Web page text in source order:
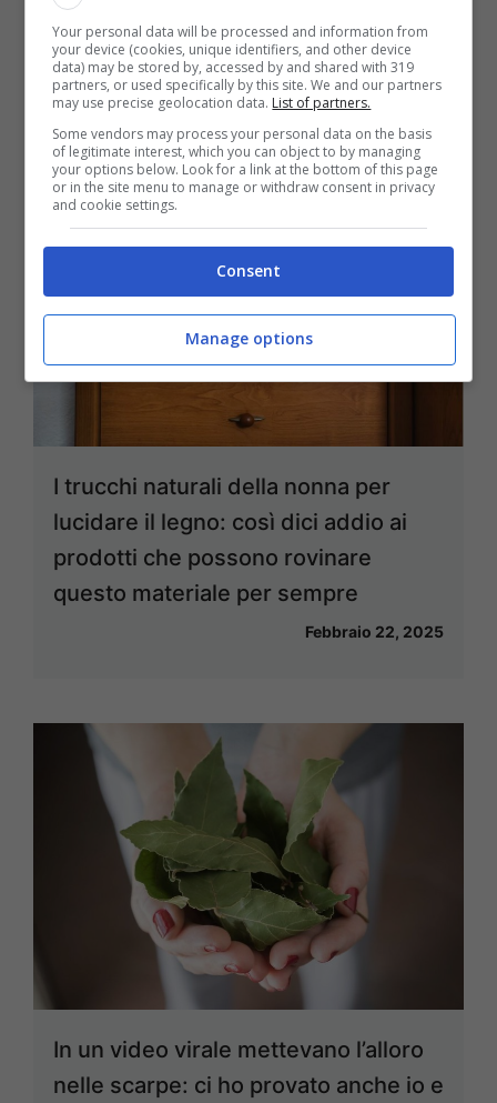
per la salute
Febbraio 23, 2025
I trucchi naturali della nonna per
lucidare il legno: così dici addio ai
prodotti che possono rovinare
questo materiale per sempre
Febbraio 22, 2025
In un video virale mettevano l’alloro
nelle scarpe: ci ho provato anche io e
Your personal data will be processed and information from
your device (cookies, unique identifiers, and other device
data) may be stored by, accessed by and shared with 319
partners, or used specifically by this site. We and our partners
may use precise geolocation data. List of partners.
Some vendors may process your personal data on the basis
of legitimate interest, which you can object to by managing
your options below. Look for a link at the bottom of this page
or in the site menu to manage or withdraw consent in privacy
and cookie settings.
Consent
Manage options